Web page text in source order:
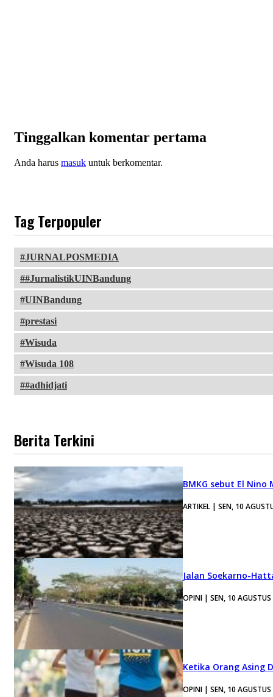
Tinggalkan komentar pertama
Anda harus masuk untuk berkomentar.
Tag Terpopuler
JURNALPOSMEDIA
#JurnalistikUINBandung
UINBandung
prestasi
Wisuda
Wisuda 108
#adhidjati
Berita Terkini
BMKG sebut El Nino
ARTIKEL | SEN, 10
Jalan Soekarno-
OPINI | SEN, 10
Ketika Orang Asing
OPINI | SEN, 10